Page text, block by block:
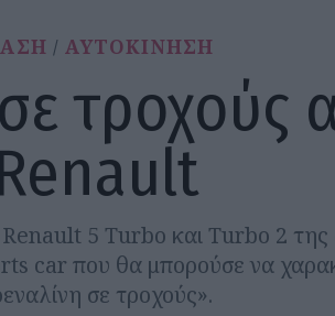
ΑΥΤΟΚΙΝΗΣΗ
τροχούς
5 Turbo και Turbo 2 της
car που θα μπορούσε να
σε τροχούς».